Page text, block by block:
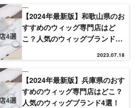
TOP
NEW
RANKING
【2024年最新版】和歌山県のお
すすめのウィッグ専門店はど
こ？人気のウィッグブランド4
2023.07.18
【2024年最新版】兵庫県のおす
すめのウィッグ専門店はどこ？
人気のウィッグブランド4選！